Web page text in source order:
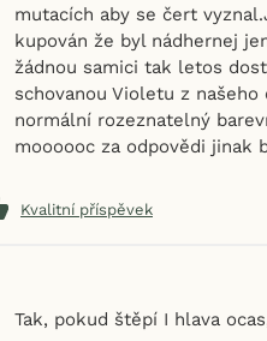
mutacích aby se čert
kupován že byl nádhernej
žádnou samici tak letos
schovanou Violetu z
normální rozeznatelný
moooooc za odpovědi jinak
Kvalitní příspěvek
Tak, pokud štěpí I hlava